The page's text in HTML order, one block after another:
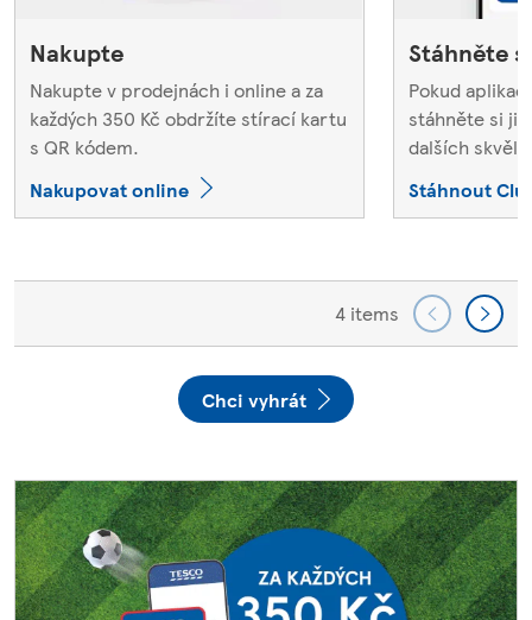
Nakupte
Nakupte v prodejnách i online a za
každých 350 Kč obdržíte stírací kartu
s QR kódem.
Nakupovat online
Stáhněte
Pokud
stáhněte si ji
dalších
Stáhnout
4 items
Chci vyhrát